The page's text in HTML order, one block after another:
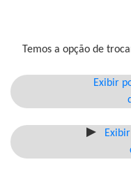
Temos a opção de
Exibir